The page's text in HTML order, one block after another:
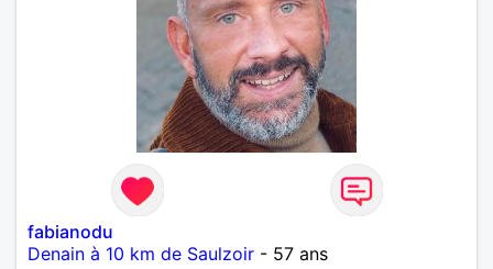
fabianodu
Denain à 10 km de Saulzoir - 57 ans